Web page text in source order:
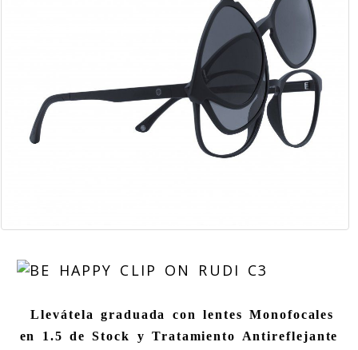
Llevátela graduada con lentes Monofocales
en 1.5 de Stock y Tratamiento Antireflejante